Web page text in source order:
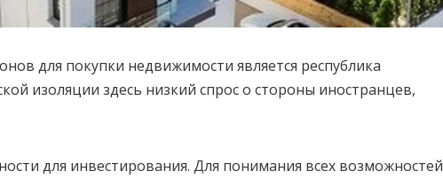
для покупки недвижимости является республика
изоляции здесь низкий спрос о стороны иностранцев,
для инвестирования. Для понимания всех возможностей